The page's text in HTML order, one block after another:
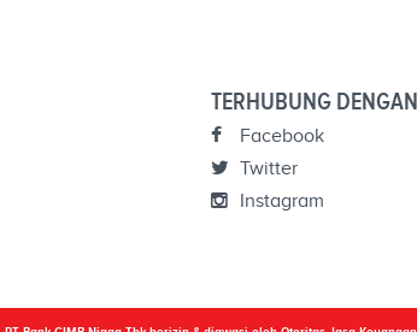
TERHUBUNG
Facebook
Twitter
Instagram